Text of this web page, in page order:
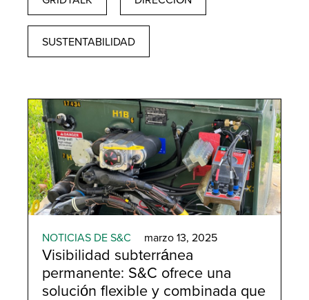
SUSTENTABILIDAD
Smart Grid
NOTICIAS DE S&C marzo 13, 2025
Visibilidad subterránea
permanente: S&C ofrece una
solución flexible y combinada que